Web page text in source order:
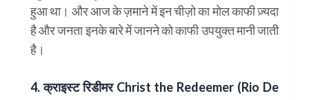
हुआ था। और आज के ज़माने में इन चीज़ो का मोल काफी ज़्यदा
है और जनता इनके बारे में जानने को काफी उपयुक्त मानी जाती
है।
4. क्राइस्ट रिडीमर Christ the Redeemer (Rio De